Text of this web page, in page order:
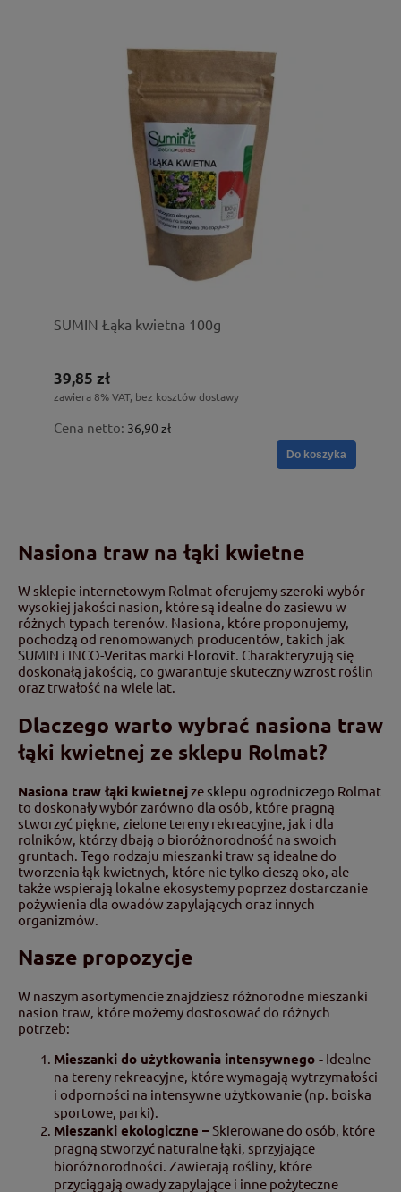
SUMIN Łąka kwietna 100g
39,85 zł
zawiera 8% VAT, bez kosztów dostawy
Cena netto: 36,90 zł
Do koszyka
Nasiona traw na łąki kwietne
W sklepie internetowym Rolmat oferujemy szeroki wybór
wysokiej jakości nasion, które są idealne do zasiewu w
różnych typach terenów. Nasiona, które proponujemy,
pochodzą od renomowanych producentów, takich jak
SUMIN i INCO-Veritas marki Florovit. Charakteryzują się
doskonałą jakością, co gwarantuje skuteczny wzrost roślin
oraz trwałość na wiele lat.
Dlaczego warto wybrać nasiona traw
łąki kwietnej ze sklepu Rolmat?
Nasiona traw łąki kwietnejze sklepu ogrodniczego Rolmat
to doskonały wybór zarówno dla osób, które pragną
stworzyć piękne, zielone tereny rekreacyjne, jak i dla
rolników, którzy dbają o bioróżnorodność na swoich
gruntach. Tego rodzaju mieszanki traw są idealne do
tworzenia łąk kwietnych, które nie tylko cieszą oko, ale
także wspierają lokalne ekosystemy poprzez dostarczanie
pożywienia dla owadów zapylających oraz innych
organizmów.
Nasze propozycje
W naszym asortymencie znajdziesz różnorodne mieszanki
nasion traw, które możemy dostosować do różnych
potrzeb:
Mieszanki do użytkowania intensywnego - Idealne
na tereny rekreacyjne, które wymagają wytrzymałości
i odporności na intensywne użytkowanie (np. boiska
sportowe, parki).
Mieszanki ekologiczne –Skierowane do osób, które
pragną stworzyć naturalne łąki, sprzyjające
bioróżnorodności. Zawierają rośliny, które
przyciągają owady zapylające i inne pożyteczne